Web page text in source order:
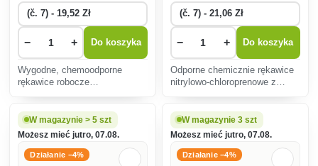
− + Do koszyka
Wygodne, chemoodporne
rękawice robocze
wykonane od wewnątrz ze
100% flokowanej bawełny.
− + Do koszyka
Odporne chemicznie rękawice
nitrylowo-chloroprenowe z
zwiększenia komfortu.
W magazynie > 5 szt
Możesz mieć jutro, 07.08.
Działanie −4%
W magazynie 3 szt
Możesz mieć jutro, 07.08.
Działanie −4%